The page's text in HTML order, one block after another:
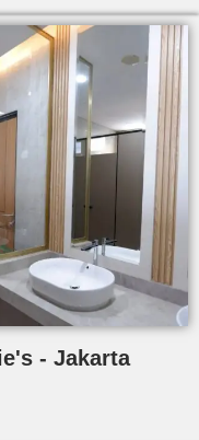
- Jakarta